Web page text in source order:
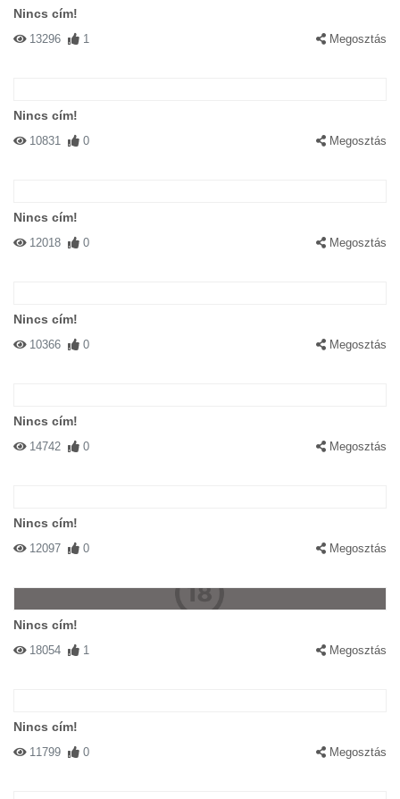
Nincs cím!
13296 1 Megosztás
Nincs cím!
10831 0 Megosztás
Nincs cím!
12018 0 Megosztás
Nincs cím!
10366 0 Megosztás
Nincs cím!
14742 0 Megosztás
Nincs cím!
12097 0 Megosztás
Nincs cím!
18054 1 Megosztás
Nincs cím!
11799 0 Megosztás